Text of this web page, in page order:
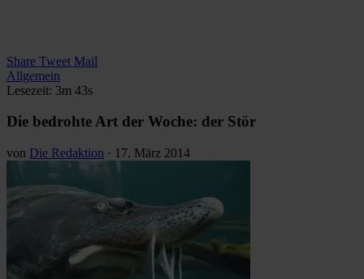
Share Tweet Mail
Allgemein
Lesezeit: 3m 43s
Die bedrohte Art der Woche: der Stör
von Die Redaktion · 17. März 2014